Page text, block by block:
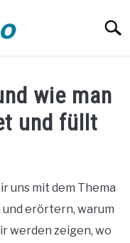
wie man
und füllt
uns mit dem Thema
und erörtern, warum
werden zeigen, wo